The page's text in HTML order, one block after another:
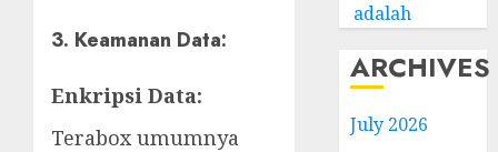
3. Keamanan Data:
Enkripsi Data:
Terabox umumnya
adalah
ARCHIVES
July 2026